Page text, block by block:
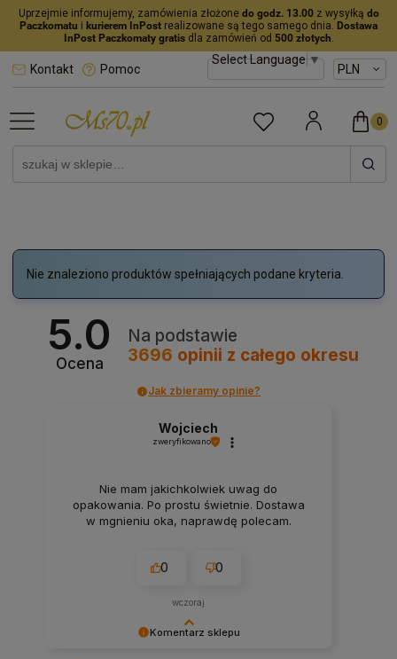
Uprzejmie informujemy, zamówienia złożone do godz. 13.00z wysyłką do
Paczkomatu i kurierem InPost realizowane są tego samego dnia. Dostawa
InPost Paczkomaty gratisdla zamówień od 500 złotych.
Select Language▼
Kontakt Pomoc
Nie znaleziono produktów spełniających podane kryteria.
5.0
Ocena
Na podstawie
3696 opinii z całego okresu
Jak zbieramy opinie?
Komentarz sklepu
Wojciech
zweryfikowano
Nie mam jakichkolwiek uwag do
opakowania. Po prostu świetnie. Dostawa
w mgnieniu oka, naprawdę polecam.
0 0
wczoraj